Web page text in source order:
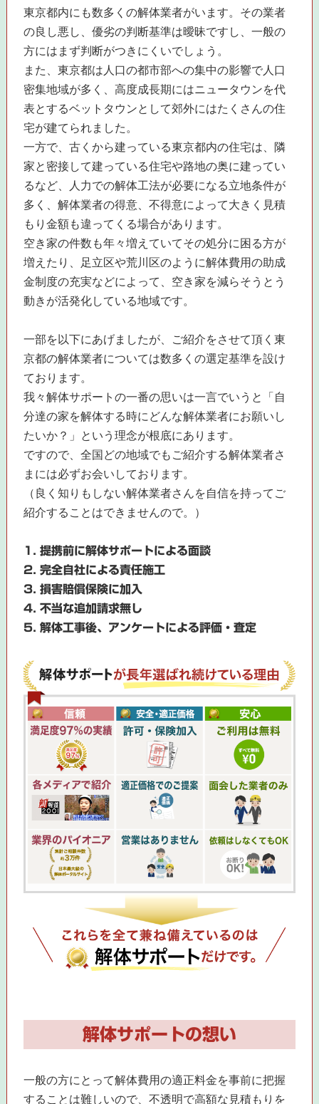
東京都内にも数多くの解体業者がいます。その業者
の良し悪し、優劣の判断基準は曖昧ですし、一般の
方にはまず判断がつきにくいでしょう。
また、東京都は人口の都市部への集中の影響で人口
密集地域が多く、高度成長期にはニュータウンを代
表とするベットタウンとして郊外にはたくさんの住
宅が建てられました。
一方で、古くから建っている東京都内の住宅は、隣
家と密接して建っている住宅や路地の奥に建ってい
るなど、人力での解体工法が必要になる立地条件が
多く、解体業者の得意、不得意によって大きく見積
もり金額も違ってくる場合があります。
空き家の件数も年々増えていてその処分に困る方が
増えたり、足立区や荒川区のように解体費用の助成
金制度の充実などによって、空き家を減らそうとう
動きが活発化している地域です。
一部を以下にあげましたが、ご紹介をさせて頂く東
京都の解体業者については数多くの選定基準を設け
ております。
我々解体サポートの一番の思いは一言でいうと「自
分達の家を解体する時にどんな解体業者にお願いし
たいか？」という理念が根底にあります。
ですので、全国どの地域でもご紹介する解体業者さ
まには必ずお会いしております。
（良く知りもしない解体業者さんを自信を持ってご
紹介することはできませんので。）
1. 提携前に解体サポートによる面談
2. 完全自社による責任施工
3. 損害賠償保険に加入
4. 不当な追加請求無し
5. 解体工事後、アンケートによる評価・査定
解体サポートの想い
一般の方にとって解体費用の適正料金を事前に把握
することは難しいので、不透明で高額な見積もりを